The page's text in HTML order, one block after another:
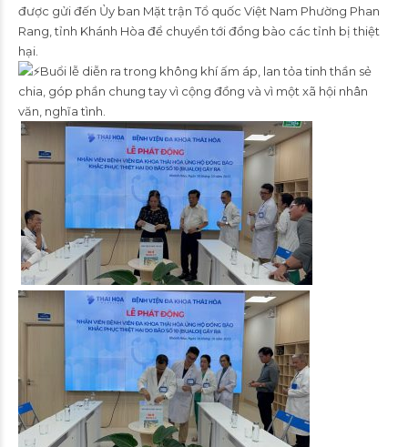
được gửi đến Ủy ban Mặt trận Tổ quốc Việt Nam Phường Phan
Rang, tỉnh Khánh Hòa để chuyển tới đồng bào các tỉnh bị thiệt
hại.
Buổi lễ diễn ra trong không khí ấm áp, lan tỏa tinh thần sẻ
chia, góp phần chung tay vì cộng đồng và vì một xã hội nhân
văn, nghĩa tình.